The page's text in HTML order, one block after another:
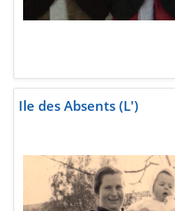
Ile des Absents (L')